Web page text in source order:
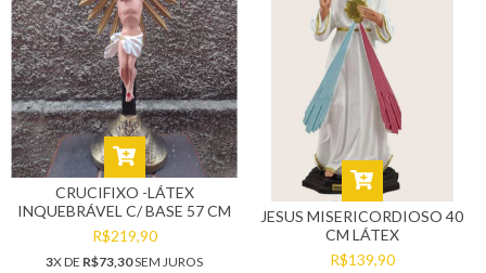
CRUCIFIXO -LÁTEX
INQUEBRÁVEL C/ BASE 57 CM
R$219,90
3X DE R$73,30SEM JUROS
JESUS MISERICORDIOSO 40
CM LÁTEX
R$139,90